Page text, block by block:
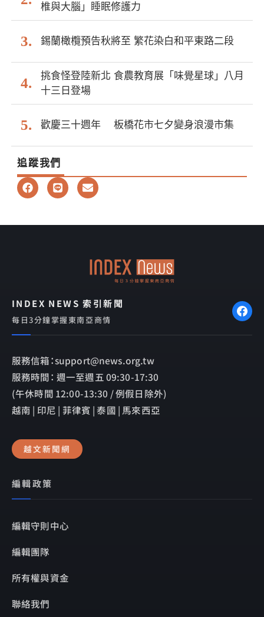
椎與大腦」睡眠修護力
錫蘭橄欖預告秋將至 繁花染白和平東路二段
挑食怪登陸新北 食農教育展「味覺星球」八月
十三日登場
歡慶三十週年 板橋花市七夕變身浪漫市集
追蹤我們
F
a
b
L
i
E
n
l
INDEX NEWS 索引新聞
每日3分鐘掌握東南亞商情
服務信箱：support@news.org.tw
服務時間： 週一至週五 09:30-17:30
(午休時間 12:00-13:30 / 例假日除外)
越南 | 印尼 | 菲律賓 | 泰國 | 馬來西亞
越文新聞網
編輯政策
編輯守則中心
編輯團隊
所有權與資金
聯絡我們